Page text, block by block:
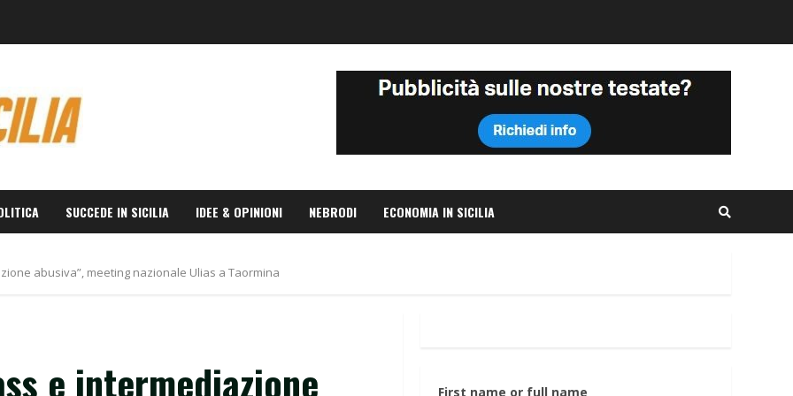
SUCCEDE IN SICILIA IDEE & OPINIONI NEBRODI ECONOMIA IN SICILIA
abusiva”, meeting nazionale Ulias a Taormina
e intermediazione
First name or full name